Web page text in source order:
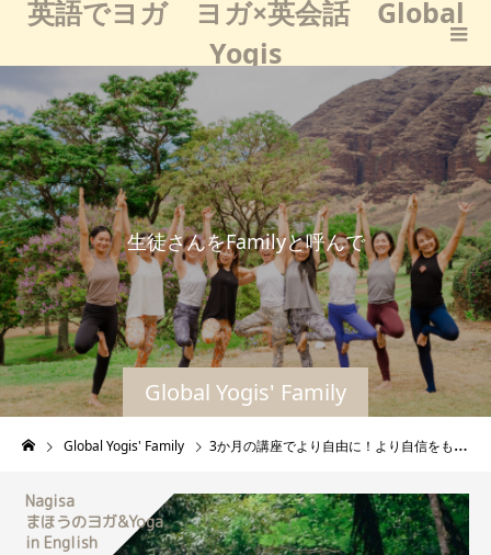
英語でヨガ ヨガ×英会話 Global
Yogis
Global Yogis' Family
生徒さんをFamilyと呼んでいるのは、
Global Yogis' Family 3か月の講座でより自由に！より自信をもって！ネイティブとの会話も楽しめるし、英語でのヨガクラスも提供できています。
Nagisa
まほうのヨガ&Yoga
in English